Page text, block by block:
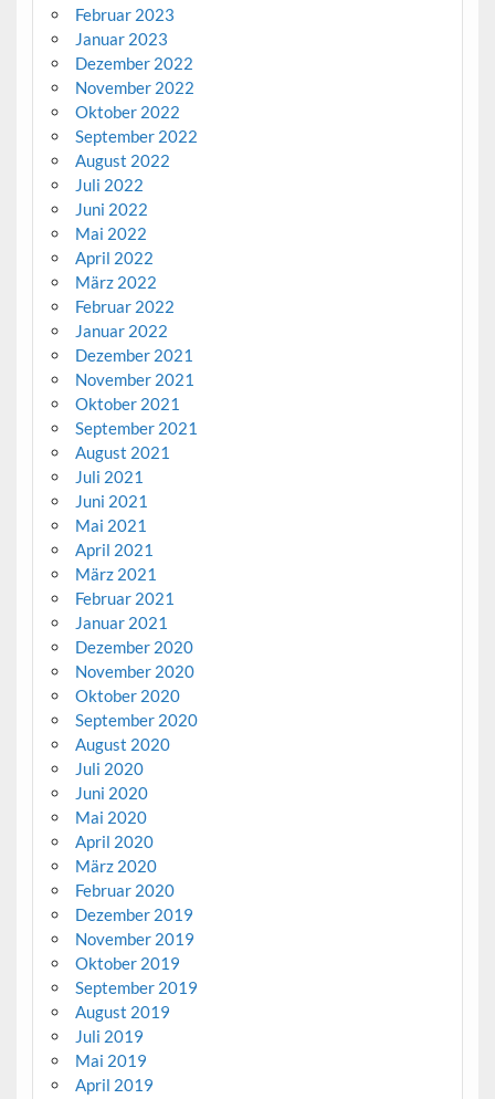
Februar 2023
Januar 2023
Dezember 2022
November 2022
Oktober 2022
September 2022
August 2022
Juli 2022
Juni 2022
Mai 2022
April 2022
März 2022
Februar 2022
Januar 2022
Dezember 2021
November 2021
Oktober 2021
September 2021
August 2021
Juli 2021
Juni 2021
Mai 2021
April 2021
März 2021
Februar 2021
Januar 2021
Dezember 2020
November 2020
Oktober 2020
September 2020
August 2020
Juli 2020
Juni 2020
Mai 2020
April 2020
März 2020
Februar 2020
Dezember 2019
November 2019
Oktober 2019
September 2019
August 2019
Juli 2019
Mai 2019
April 2019